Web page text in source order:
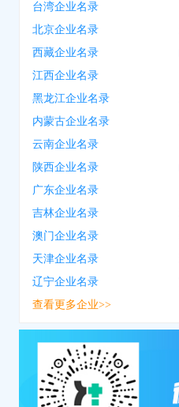
台湾企业名录
北京企业名录
西藏企业名录
江西企业名录
黑龙江企业名录
内蒙古企业名录
云南企业名录
陕西企业名录
广东企业名录
吉林企业名录
澳门企业名录
天津企业名录
辽宁企业名录
查看更多企业>>